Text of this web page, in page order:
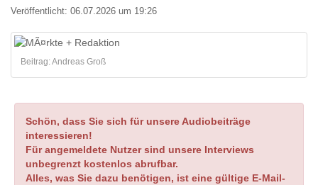
Veröffentlicht: 06.07.2026 um 19:26
Beitrag: Andreas Groß
Schön, dass Sie sich für unsere Audiobeiträge
interessieren!
Für angemeldete Nutzer sind unsere Interviews
unbegrenzt kostenlos abrufbar.
Alles, was Sie dazu benötigen, ist eine gültige E-Mail-